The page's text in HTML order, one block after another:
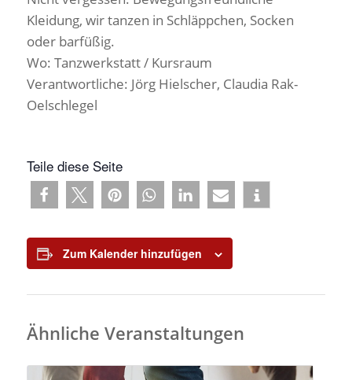
Kleidung, wir tanzen in Schläppchen, Socken
oder barfüßig.
Wo: Tanzwerkstatt / Kursraum
Verantwortliche: Jörg Hielscher, Claudia Rak-
Oelschlegel
Teile diese Seite
Zum Kalender hinzufügen
Ähnliche Veranstaltungen